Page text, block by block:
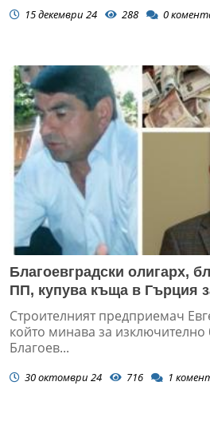
15 декември 24 288 0
Благоевградски олигарх,
ПП, купува къща в Гърция
Строителният предприемач
който минава за изключително
Благоев...
30 октомври 24 716 1